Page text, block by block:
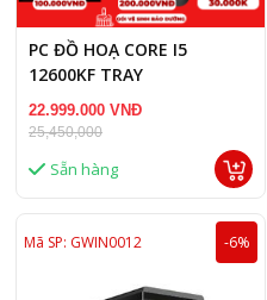
PC ĐỒ HOẠ CORE I5
12600KF TRAY
/B760M/16GB RAM/RTX
5060 8GB
22.999.000 VNĐ
25,450,000
Sẵn hàng
Mã SP: GWIN0012 -6%